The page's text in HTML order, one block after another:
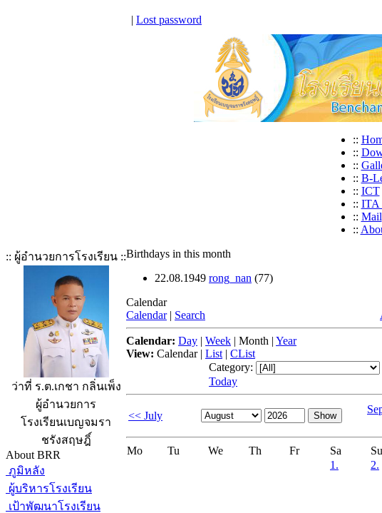
| Lost password
::
::
::
:: B-
:: ICT
:: ITA
:: Mail
::
:: ผู้อำนวยการโรงเรียน ::
ว่าที่ ร.ต.เกชา กลิ่นเพ็ง
ผู้อำนวยการ
โรงเรียนเบญจมรา
ชรังสฤษฎิ์
About BRR
ภูมิหลัง
ผู้บริหารโรงเรียน
เป้าพัฒนาโรงเรียน
Birthdays in this month
22.08.1949 rong_nan (77)
Calendar
Calendar | Search
Calendar: Day | Week | Month | Year
View: Calendar| List | CList
Category:
Today
<< July
Mo Tu We Th Fr Sa
Su
1.
2.